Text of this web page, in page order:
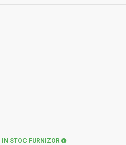
IN STOC FURNIZOR